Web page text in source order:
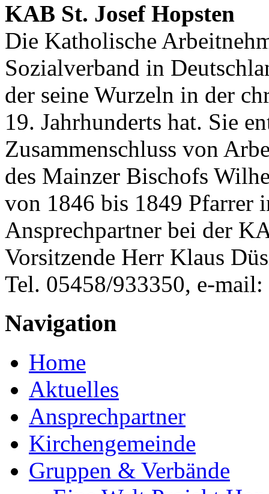
KAB St. Josef Hopsten
Die Katholische
Sozialverband in
der seine Wurzeln in der
19. Jahrhunderts hat. Sie
Zusammenschluss von
des Mainzer Bischofs
von 1846 bis 1849 Pfarrer
Ansprechpartner bei der
Vorsitzende Herr Klaus
Tel. 05458/933350, e-mail:
Navigation
Home
Aktuelles
Ansprechpartner
Kirchengemeinde
Gruppen & Verbände